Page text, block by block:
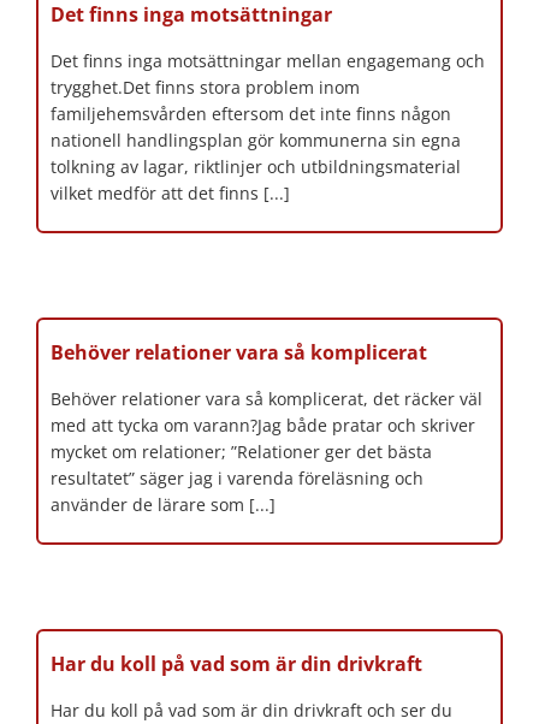
Det finns inga motsättningar
Det finns inga motsättningar mellan engagemang och
trygghet.Det finns stora problem inom
familjehemsvården eftersom det inte finns någon
nationell handlingsplan gör kommunerna sin egna
tolkning av lagar, riktlinjer och utbildningsmaterial
vilket medför att det finns [...]
Behöver relationer vara så komplicerat
Behöver relationer vara så komplicerat, det räcker väl
med att tycka om varann?Jag både pratar och skriver
mycket om relationer; ”Relationer ger det bästa
resultatet” säger jag i varenda föreläsning och
använder de lärare som [...]
Har du koll på vad som är din drivkraft
Har du koll på vad som är din drivkraft och ser du